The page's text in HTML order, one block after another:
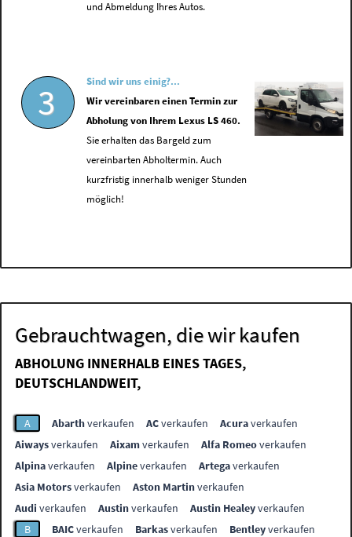
und Abmeldung Ihres Autos.
3
Sind wir uns einig?...
Wir vereinbaren einen Termin zur
Abholung von Ihrem Lexus LS 460.
Sie erhalten das Bargeld zum
vereinbarten Abholtermin. Auch
kurzfristig innerhalb weniger Stunden
möglich!
Gebrauchtwagen, die wir kaufen
ABHOLUNG INNERHALB EINES TAGES,
DEUTSCHLANDWEIT,
A Abarthverkaufen ACverkaufen Acuraverkaufen
Aiwaysverkaufen Aixamverkaufen Alfa Romeoverkaufen
Alpinaverkaufen Alpineverkaufen Artegaverkaufen
Asia Motorsverkaufen Aston Martinverkaufen
Audi verkaufen Austinverkaufen Austin Healeyverkaufen
B
BAICverkaufen Barkasverkaufen Bentleyverkaufen